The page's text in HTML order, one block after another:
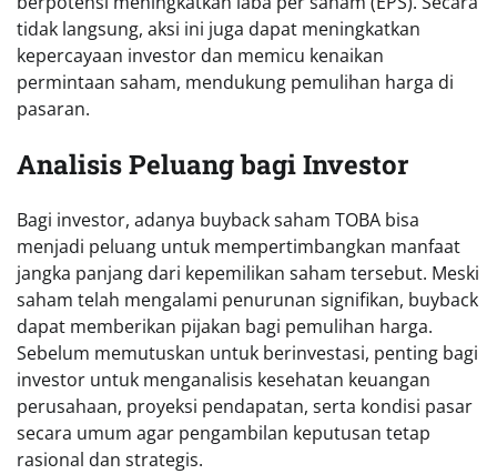
tidak langsung, aksi ini juga dapat meningkatkan
kepercayaan investor dan memicu kenaikan
permintaan saham, mendukung pemulihan harga di
pasaran.
Analisis Peluang bagi Investor
Bagi investor, adanya buyback saham TOBA bisa
menjadi peluang untuk mempertimbangkan manfaat
jangka panjang dari kepemilikan saham tersebut. Meski
saham telah mengalami penurunan signifikan, buyback
dapat memberikan pijakan bagi pemulihan harga.
Sebelum memutuskan untuk berinvestasi, penting bagi
investor untuk menganalisis kesehatan keuangan
perusahaan, proyeksi pendapatan, serta kondisi pasar
secara umum agar pengambilan keputusan tetap
rasional dan strategis.